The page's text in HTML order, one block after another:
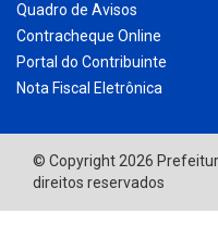
Quadro de Avisos
Contracheque Online
Portal do Contribuinte
Nota Fiscal Eletrônica
© Copyright 2026
direitos reservados